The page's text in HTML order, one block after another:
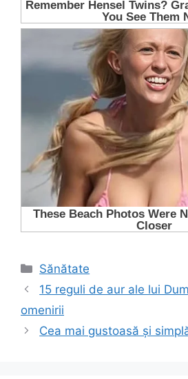
Categorii
Sănătate
15 reguli de aur ale lui
omenirii
Cea mai gustoasă și